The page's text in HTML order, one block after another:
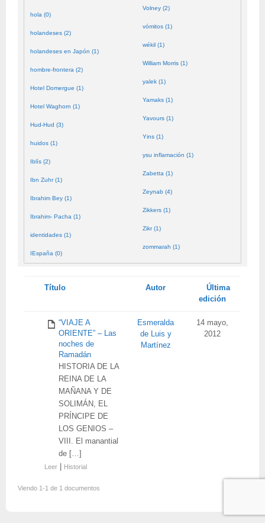
hola (0)
holandeses (2)
holandeses en Japón (1)
hombre-frontera (2)
Hotel Domergue (1)
Hotel Waghorn (1)
Hud-Hud (3)
huidos (1)
Iblís (2)
Ibn Zuhr (1)
Ibrahim Bey (1)
Ibrahim- Pacha (1)
identidades (1)
IEspaña (0)
Volney (2)
vómitos (1)
wékil (1)
William Morris (1)
yalek (1)
Yamaks (1)
Yavours (1)
Yins (1)
ysu inflamación (1)
Zabetta (1)
Zeynab (4)
Zikkers (1)
Zikr (1)
zommarah (1)
Tienes
Título Autor
Última
edición
“VIAJE A
ORIENTE” – Las
noches de
Ramadán
HISTORIA DE LA
REINA DE LA
MAÑANA Y DE
SOLIMÁN, EL
PRÍNCIPE DE
LOS GENIOS –
VIII. El manantial
de […]
Leer Historial
Esmeralda
de Luis y
Martínez
14 mayo,
2012
Viendo 1-1 de 1 documentos